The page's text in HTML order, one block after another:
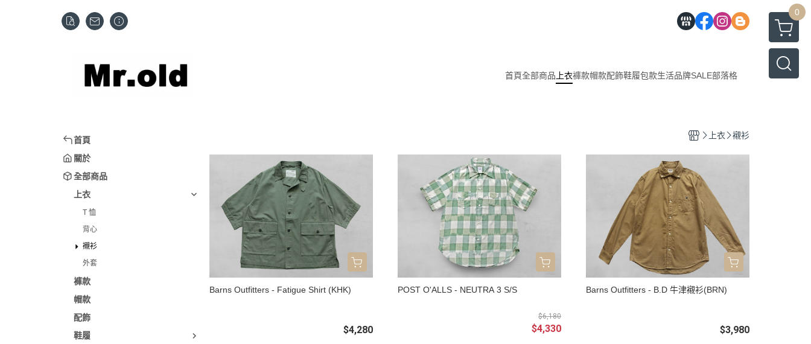
0
首頁全部商品 上衣褲款帽款配飾鞋履包款生活品牌SALE部落格
首頁
關於
全部商品
上衣
T 恤
背心
襯衫
外套
褲款
帽款
配飾
鞋履
上衣 襯衫
Barns Outfitters - Fatigue Shirt (KHK)
$4,280
POST O'ALLS - NEUTRA 3 S/S
$6,180
$4,330
Barns Outfitters - B.D 牛津襯衫(BRN)
$3,980